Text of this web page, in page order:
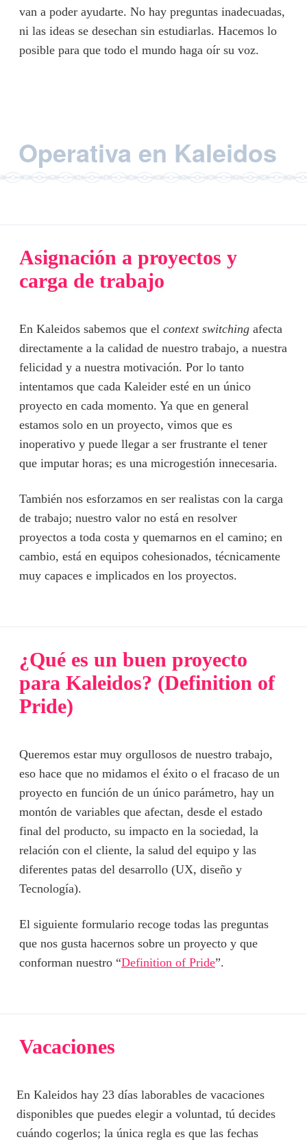
van a poder ayudarte. No hay preguntas inadecuadas,
ni las ideas se desechan sin estudiarlas. Hacemos lo
posible para que todo el mundo haga oír su voz.
Operativa en Kaleidos
Asignación a proyectos y
carga de trabajo
En Kaleidos sabemos que el context switching afecta
directamente a la calidad de nuestro trabajo, a nuestra
felicidad y a nuestra motivación. Por lo tanto
intentamos que cada Kaleider esté en un único
proyecto en cada momento. Ya que en general
estamos solo en un proyecto, vimos que es
inoperativo y puede llegar a ser frustrante el tener
que imputar horas; es una microgestión innecesaria.
También nos esforzamos en ser realistas con la carga
de trabajo; nuestro valor no está en resolver
proyectos a toda costa y quemarnos en el camino; en
cambio, está en equipos cohesionados, técnicamente
muy capaces e implicados en los proyectos.
¿Qué es un buen proyecto
para Kaleidos? (Definition of
Pride)
Queremos estar muy orgullosos de nuestro trabajo,
eso hace que no midamos el éxito o el fracaso de un
proyecto en función de un único parámetro, hay un
montón de variables que afectan, desde el estado
final del producto, su impacto en la sociedad, la
relación con el cliente, la salud del equipo y las
diferentes patas del desarrollo (UX, diseño y
Tecnología).
El siguiente formulario recoge todas las preguntas
que nos gusta hacernos sobre un proyecto y que
conforman nuestro “Definition of Pride”.
Vacaciones
En Kaleidos hay 23 días laborables de vacaciones
disponibles que puedes elegir a voluntad, tú decides
cuándo cogerlos; la única regla es que las fechas